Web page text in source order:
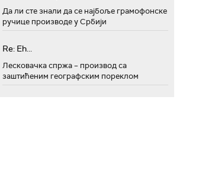
Да ли сте знали да се најбоље грамофонске
ручице производе у Србији
Re: Eh...
Лесковачка спржа – производ са
заштићеним географским пореклом